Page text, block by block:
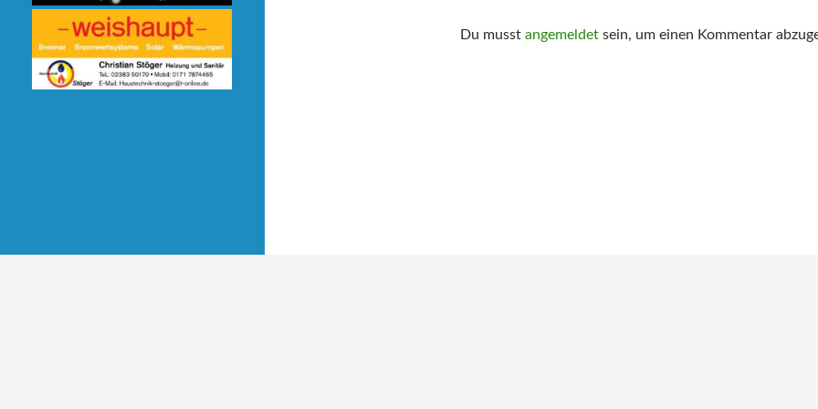
Du musst angemeldet sein, um einen Kommentar